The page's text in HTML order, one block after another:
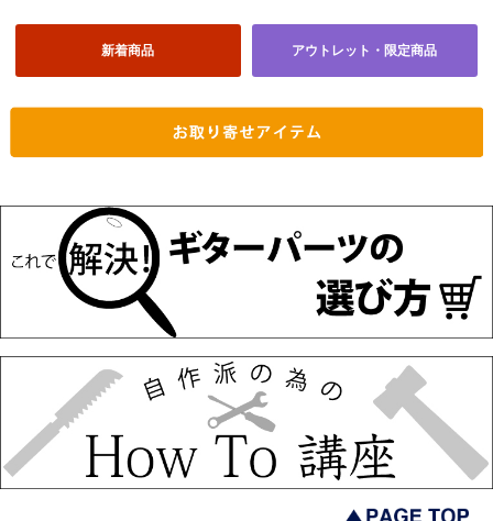
新着商品 アウトレット・限定商品